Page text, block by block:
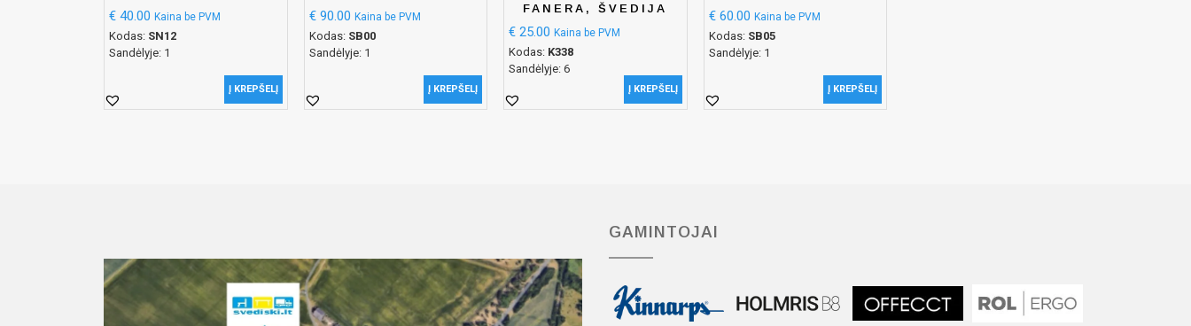
€ 40.00 Kaina be PVM
Kodas: SN12
Sandėlyje: 1
Į KREPŠELĮ
€90.00 Kaina be PVM
Kodas: SB00
Sandėlyje: 1
Į KREPŠELĮ
FANERA, ŠVEDIJA
€ 25.00 Kaina be PVM
Kodas: K338
Sandėlyje: 6
Į KREPŠELĮ
€60.00 Kaina be PVM
Kodas: SB05
Sandėlyje: 1
Į KREPŠELĮ
GAMINTOJAI